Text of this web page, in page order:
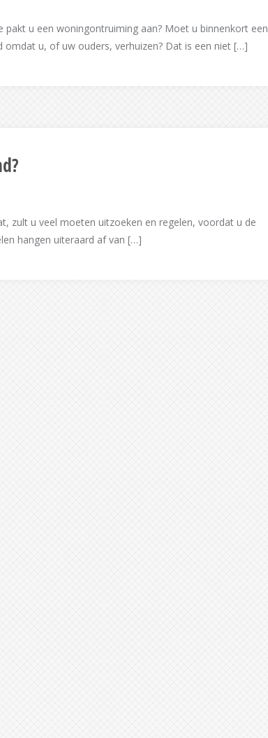
u een woningontruiming aan? Moet u binnenkort een
u, of uw ouders, verhuizen? Dat is een niet […]
zult u veel moeten uitzoeken en regelen, voordat u de
hangen uiteraard af van […]